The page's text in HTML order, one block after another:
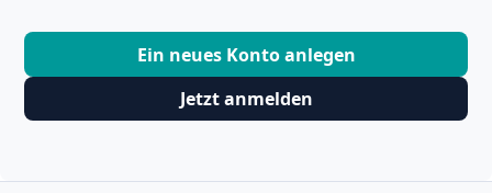
Ein neues Konto anlegen
Jetzt anmelden